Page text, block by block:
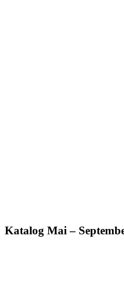
Katalog Mai –